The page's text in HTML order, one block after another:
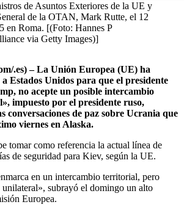
de Asuntos Exteriores de la UE y
de la OTAN, Mark Rutte, el 12
en Roma. [(Foto: Hannes P
via Getty Images)]
.es) – La Unión Europea (UE) ha
Estados Unidos para que el presidente
no acepte un posible intercambio
impuesto por el presidente ruso,
conversaciones de paz sobre Ucrania que
viernes en Alaska.
tomar como referencia la actual línea de
de seguridad para Kiev, según la UE.
en un intercambio territorial, pero
subrayó el domingo un alto
Europea.